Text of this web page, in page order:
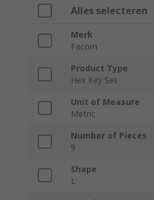
Alles selecteren
Merk
Facom
Product Type
Hex Key Set
Unit of Measure
Metric
Number of Pieces
9
Shape
L